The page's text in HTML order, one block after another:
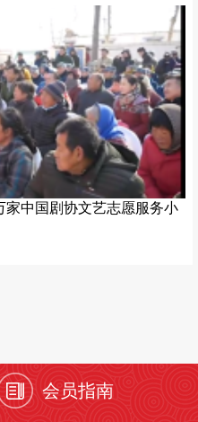
中国剧协文艺志愿服务小
会员指南